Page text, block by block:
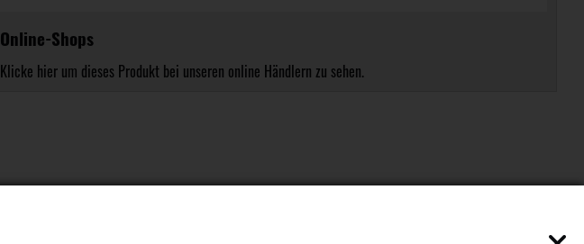
Online-Shops
Klicke hier um dieses Produkt bei unseren online Händlern zu sehen.